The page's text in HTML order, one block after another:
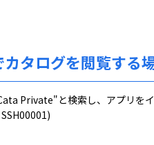
タログを閲覧する
Private"と検索し、アプリを